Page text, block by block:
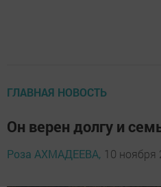
ГЛАВНАЯ НОВОСТЬ
Он верен долгу и
Роза АХМАДЕЕВА, 10 ноября